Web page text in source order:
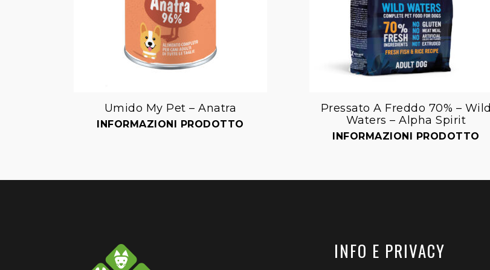
Umido My Pet – Anatra
INFORMAZIONI PRODOTTO
Pressato A Freddo 70% – Wild
Waters – Alpha Spirit
INFORMAZIONI PRODOTTO
INFO E PRIVACY